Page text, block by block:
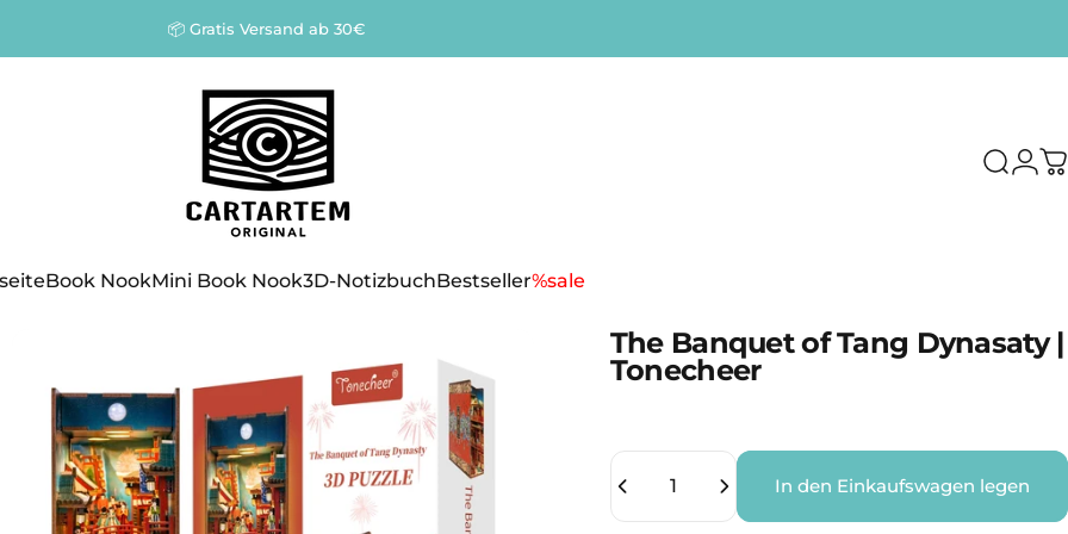
📦 Gratis Versand ab 30€
Cartartem Suche
Book NookMini Book Nook3D-NotizbuchBestseller%sale
The Banquet of Tang Dynasaty |
Tonecheer
Anzahl
In den Einkaufswagen legen